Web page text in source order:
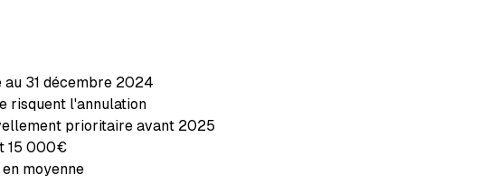
31 décembre 2024
risquent l'annulation
prioritaire avant 2025
15 000€
moyenne